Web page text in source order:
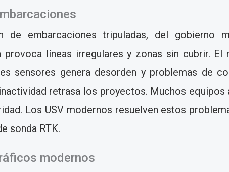
de embarcaciones tripuladas, del gobierno
líneas irregulares y zonas sin cubrir. El
sensores genera desorden y problemas de
retrasa los proyectos. Muchos equipos
Los USV modernos resuelven estos
sonda RTK.
modernos